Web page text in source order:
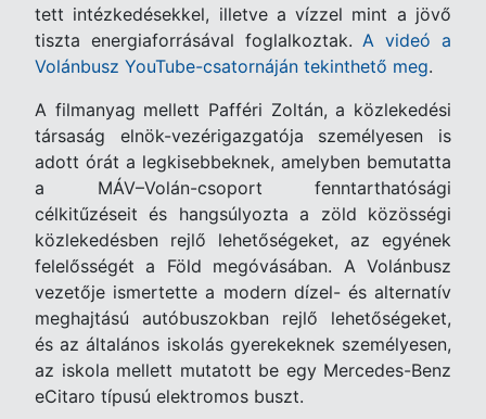
tett intézkedésekkel, illetve a vízzel mint a jövő
tiszta energiaforrásával foglalkoztak.A videó a
Volánbusz YouTube-csatornáján tekinthető meg.
A filmanyag mellett Pafféri Zoltán, a közlekedési
társaság elnök-vezérigazgatója személyesen is
adott órát a legkisebbeknek, amelyben bemutatta
a MÁV–Volán-csoport fenntarthatósági
célkitűzéseit és hangsúlyozta a zöld közösségi
közlekedésben rejlő lehetőségeket, az egyének
felelősségét a Föld megóvásában. A Volánbusz
vezetője ismertette a modern dízel- és alternatív
meghajtású autóbuszokban rejlő lehetőségeket,
és az általános iskolás gyerekeknek személyesen,
az iskola mellett mutatott be egy Mercedes-Benz
eCitaro típusú elektromos buszt.